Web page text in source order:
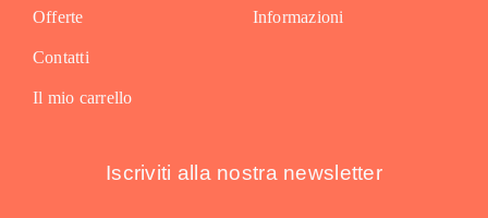
Offerte
Contatti
Il mio carrello
Informazioni
Iscriviti alla nostra newsletter